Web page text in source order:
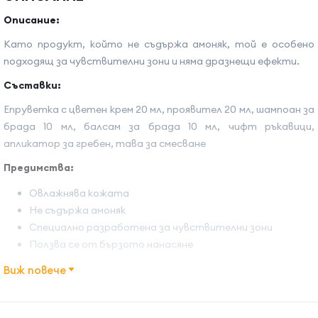
Описание:
Като продукт, който не съдържа амоняк, той е особено
подходящ за чувствителни зони и няма дразнещи ефекти.
Съставки:
Епруветка с цветен крем 20 мл, проявител 20 мл, шампоан за
брада 10 мл, балсам за брада 10 мл, чифт ръкавици,
апликатор за гребен, тава за смесване
Предимства:
Овлажнява кожата
Не съдържа амоняк
Специално разработена за чувствителни зони
Ползва се от бързото нанасяне
Начин на употреба:
Виж повече